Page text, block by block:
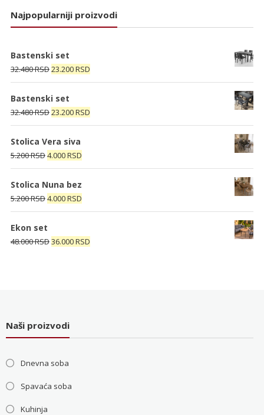
Najpopularniji proizvodi
Bastenski set
32.480RSDOriginalna
cena
je
bila:
32.480 RSD.
23.200RSDTrenutna
cena
23.200 RSD.
Bastenski set
32.480RSDOriginalna
cena
je
bila:
32.480 RSD.
23.200RSDTrenutna
cena
Stolica Vera siva
5.200RSDOriginalna
cena
je
bila:
5.200 RSD.
4.000RSDTrenutna
cena
je:
4.000 RSD.
Stolica Nuna bez
5.200RSDOriginalna
cena
je
bila:
4.000RSDTrenutna
cena
4.000 RSD.
Ekon set
48.000RSDOriginalna
36.000RSDTrenutna
Naši proizvodi
Dnevna soba
Spavaća soba
Kuhinja